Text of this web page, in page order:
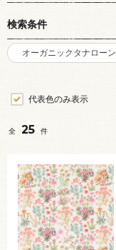
検索条件
オーガニックタナローン
代表色のみ表示
全 25 件